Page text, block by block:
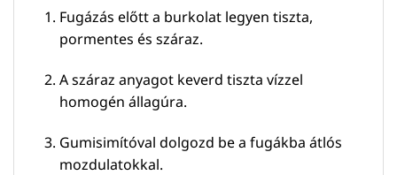
Fugázás előtt a burkolat legyen tiszta,
pormentes és száraz.
A száraz anyagot keverd tiszta vízzel
homogén állagúra.
Gumisimítóval dolgozd be a fugákba átlós
mozdulatokkal.